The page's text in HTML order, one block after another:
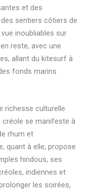
et des
sentiers côtiers de
inoubliables sur
reste, avec une
allant du kitesurf à
fonds marins
richesse culturelle
créole se manifeste à
rhum et
quant à elle, propose
hindous, ses
indiennes et
les soirées,